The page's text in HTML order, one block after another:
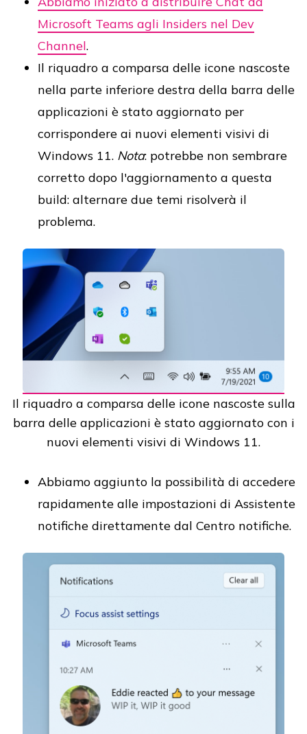
Microsoft Teams agli Insiders nel Dev
Channel.
Il riquadro a comparsa delle icone nascoste
nella parte inferiore destra della barra delle
applicazioni è stato aggiornato per
corrispondere ai nuovi elementi visivi di
Windows 11. Nota: potrebbe non sembrare
corretto dopo l'aggiornamento a questa
build: alternare due temi risolverà il
problema.
Il riquadro a comparsa delle icone nascoste sulla
barra delle applicazioni è stato aggiornato con i
nuovi elementi visivi di Windows 11.
Abbiamo aggiunto la possibilità di accedere
rapidamente alle impostazioni di Assistente
notifiche direttamente dal Centro notifiche.